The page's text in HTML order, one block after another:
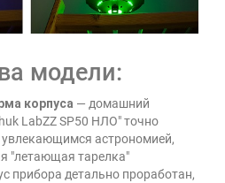
модели:
корпуса — домашний
LabZZ SP50 НЛО" точно
увлекающимся астрономией,
"летающая тарелка"
прибора детально проработан,